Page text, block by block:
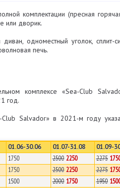
комплектации (пресная
или дворик.
одноместный уголок, сплит-
печь.
комплексе «Sea-Club
год.
Salvador» в 2021-м году
01.06-30.06 01.07-31.08
01.09-
1750 2500 2250 2275
1750 2500 2250 2275
1500 2000 1750 1950